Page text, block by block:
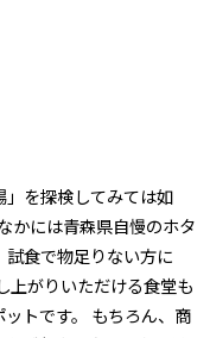
を探検してみては如
かには青森県自慢のホタ
食で物足りない方に
上がりいただける食堂も
トです。 もちろん、商